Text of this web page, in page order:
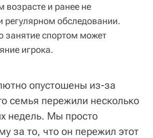
возрасте и ранее не
регулярном обследовании.
занятие спортом может
игрока.
опустошены из-за
семья пережили несколько
недель. Мы просто
за то, что он пережил этот